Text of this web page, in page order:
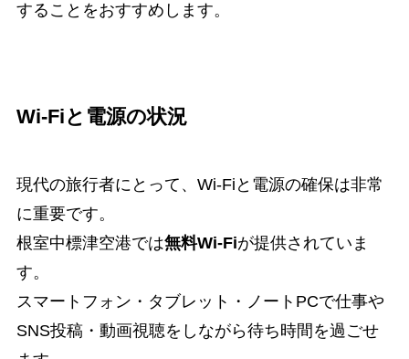
することをおすすめします。
Wi-Fiと電源の状況
現代の旅行者にとって、Wi-Fiと電源の確保は非常
に重要です。
根室中標津空港では無料Wi-Fiが提供されていま
す。
スマートフォン・タブレット・ノートPCで仕事や
SNS投稿・動画視聴をしながら待ち時間を過ごせ